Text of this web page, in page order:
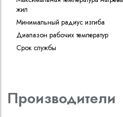
жил
Минимальный радиус изгиба
Диапазон рабочих температур
Срок службы
Производители